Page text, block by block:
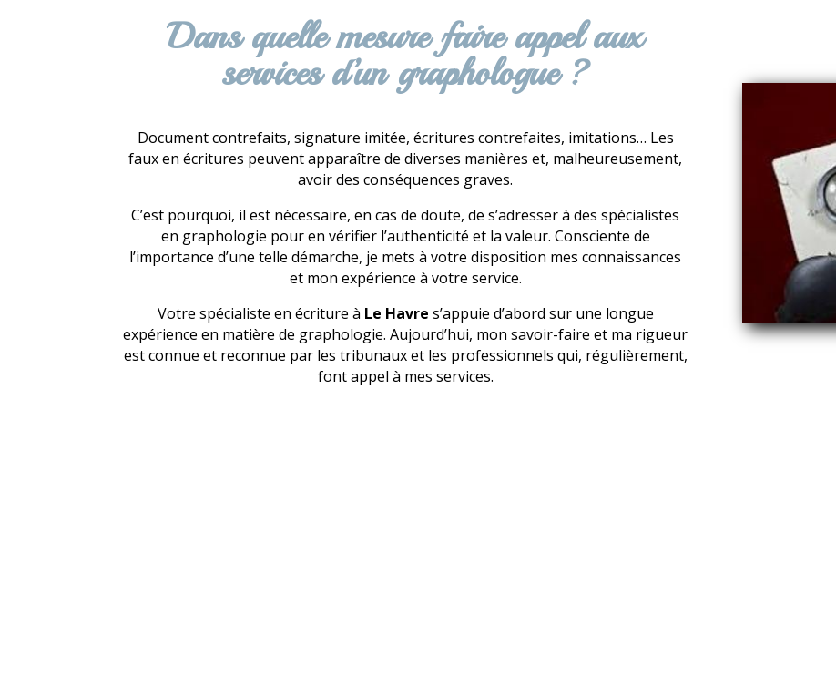
Dans quelle mesure faire appel aux
services d’un graphologue ?
Document contrefaits, signature imitée, écritures contrefaites, imitations… Les
faux en écritures peuvent apparaître de diverses manières et, malheureusement,
avoir des conséquences graves.
C’est pourquoi, il est nécessaire, en cas de doute, de s’adresser à des spécialistes
en graphologie pour en vérifier l’authenticité et la valeur. Consciente de
l’importance d’une telle démarche, je mets à votre disposition mes connaissances
et mon expérience à votre service.
Votre spécialiste en écriture à Le Havre s’appuie d’abord sur une longue
expérience en matière de graphologie. Aujourd’hui, mon savoir-faire et ma rigueur
est connue et reconnue par les tribunaux et les professionnels qui, régulièrement,
font appel à mes services.